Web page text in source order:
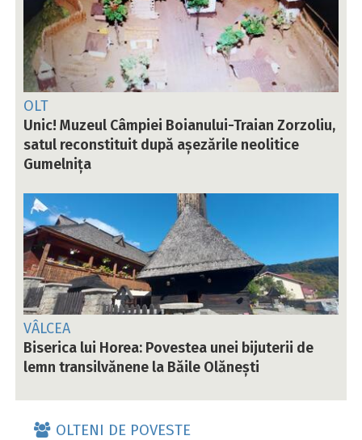
OLT
Unic! Muzeul Câmpiei Boianului-Traian Zorzoliu,
satul reconstituit după așezările neolitice
Gumelnița
VÂLCEA
Biserica lui Horea: Povestea unei bijuterii de
lemn transilvănene la Băile Olănești
OLTENI DE POVESTE